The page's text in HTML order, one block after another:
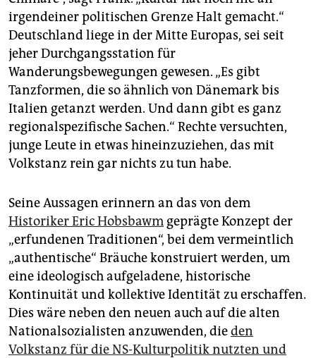
irgendeiner politischen Grenze Halt gemacht.“
Deutschland liege in der Mitte Europas, sei seit
jeher Durchgangsstation für
Wanderungsbewegungen gewesen. „Es gibt
Tanzformen, die so ähnlich von Dänemark bis
Italien getanzt werden. Und dann gibt es ganz
regionalspezifische Sachen.“ Rechte versuchten,
junge Leute in etwas hineinzuziehen, das mit
Volkstanz rein gar nichts zu tun habe.
Seine Aussagen erinnern an das von dem
Historiker Eric Hobsbawm geprägte Konzept der
„erfundenen Traditionen“, bei dem vermeintlich
„authentische“ Bräuche konstruiert werden, um
eine ideologisch aufgeladene, historische
Kontinuität und kollektive Identität zu erschaffen.
Dies wäre neben den neuen auch auf die alten
Nationalsozialisten anzuwenden, dieden
Volkstanz für die NS-Kulturpolitik nutzten und